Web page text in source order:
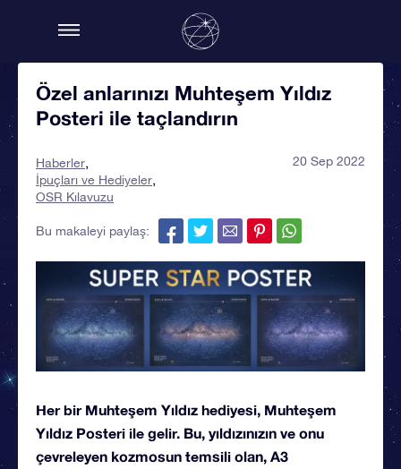
Özel anlarınızı Muhteşem Yıldız
Posteri ile taçlandırın
Haberler
İpuçları ve Hediyeler
OSR Kılavuzu
20 Sep 2022
Bu makaleyi paylaş:
Her bir Muhteşem Yıldız hediyesi, Muhteşem
Yıldız Posteri ile gelir. Bu, yıldızınızın ve onu
çevreleyen kozmosun temsili olan, A3